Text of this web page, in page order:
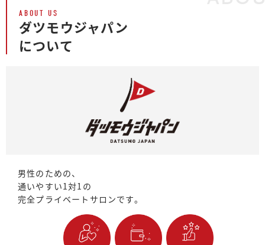
ABOUT US
ダツモウジャパン
について
男性のための、
通いやすい1対1の
完全プライベートサロンです。